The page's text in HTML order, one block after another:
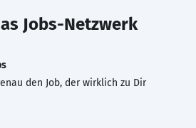
Jobs-Netzwerk
den Job, der wirklich zu Dir